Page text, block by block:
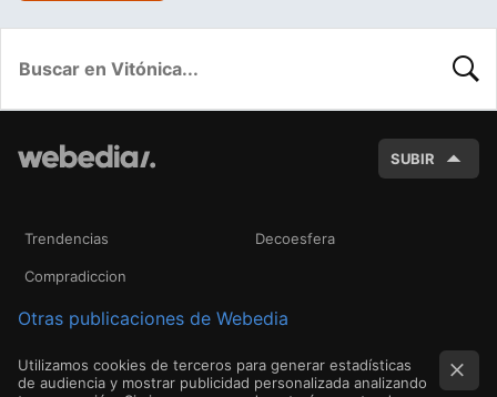
SUBIR
Trendencias Decoesfera
Compradiccion
Otras publicaciones de Webedia
Utilizamos cookies de terceros para generar estadísticas
de audiencia y mostrar publicidad personalizada analizando